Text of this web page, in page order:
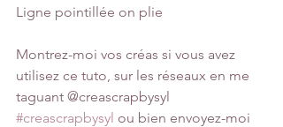
Ligne pointillée on plie
Montrez-moi vos créas si vous avez
utilisez ce tuto, sur les réseaux en me
taguant @creascrapbysyl
#creascrapbysyl ou bien envoyez-moi